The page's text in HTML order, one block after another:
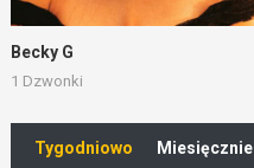
Becky G
1 Dzwonki
Tygodniowo Miesięcznie